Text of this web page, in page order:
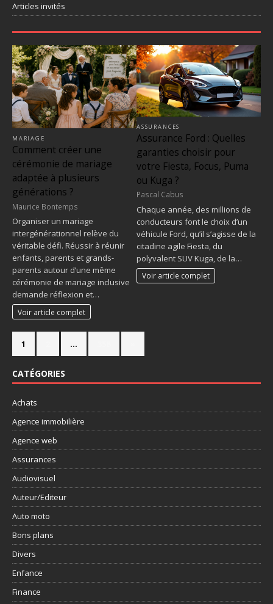
Articles invités
MARIAGE
Comment créer une
cérémonie de mariage
adaptée à plusieurs
générations ?
Maurice Bontemps
Organiser un mariage
intergénérationnel relève du
véritable défi. Réussir à réunir
enfants, parents et grands-
parents autour d’une même
cérémonie de mariage inclusive
demande réflexion et…
Voir article complet
ASSURANCES
Assurance Ford : Quelles
garanties choisir pour
votre Fiesta, Focus, Puma
ou Kuga ?
Pascal Cabus
Chaque année, des millions de
conducteurs font le choix d’un
véhicule Ford, qu’il s’agisse de la
citadine agile Fiesta, du
polyvalent SUV Kuga, de la…
Voir article complet
1 …
CATÉGORIES
Achats
Agence immobilière
Agence web
Assurances
Audiovisuel
Auteur/Editeur
Auto moto
Bons plans
Divers
Enfance
Finance